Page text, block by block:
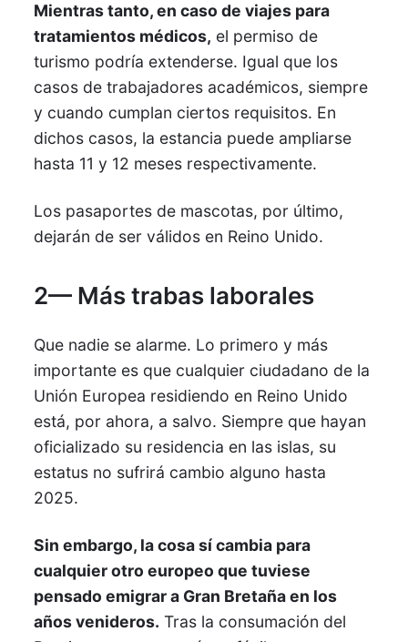
Mientras tanto, en caso de viajes para
tratamientos médicos, el permiso de
turismo podría extenderse. Igual que los
casos de trabajadores académicos, siempre
y cuando cumplan ciertos requisitos. En
dichos casos, la estancia puede ampliarse
hasta 11 y 12 meses respectivamente.
Los pasaportes de mascotas, por último,
dejarán de ser válidos en Reino Unido.
2— Más trabas laborales
Que nadie se alarme. Lo primero y más
importante es que cualquier ciudadano de la
Unión Europea residiendo en Reino Unido
está, por ahora, a salvo. Siempre que hayan
oficializado su residencia en las islas, su
estatus no sufrirá cambio alguno hasta
2025.
Sin embargo, la cosa sí cambia para
cualquier otro europeo que tuviese
pensado emigrar a Gran Bretaña en los
años venideros. Tras la consumación del